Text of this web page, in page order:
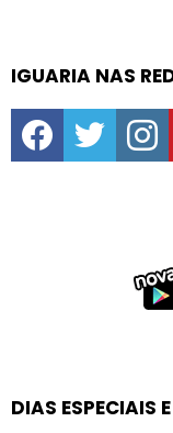
IGUARIA NAS
facebooktwitter
DIAS ESPECIAIS